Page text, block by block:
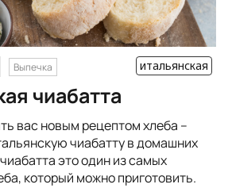
Выпечка итальянская
чиабатта
вас новым рецептом хлеба –
чиабатту в домашних
это один из самых
который можно приготовить.